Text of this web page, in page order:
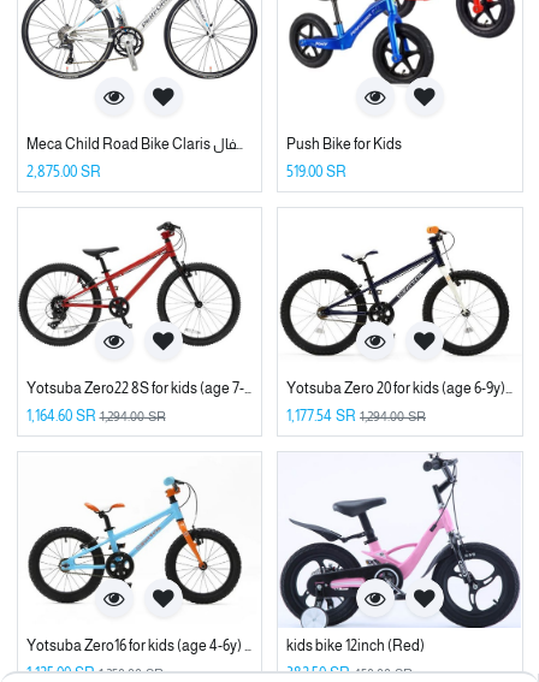
Meca Child Road Bike Claris دراجة برفورمر مكا للاطفال
2,875.00SR
Push Bike for Kids
519.00 SR
Yotsuba Zero22 8S for kids (age 7-10y) دراجة اطفال جودة عالية أصلية مقاس 22
1,164.60SR 1,294.00SR
Yotsuba Zero 20 for kids (age 6-9y) دراجة اطفال جودة عالية أصلية مقاس 20
1,177.54 SR 1,294.00SR
Yotsuba Zero16 for kids (age 4-6y) دراجة اطفال جودة عالية أصلية مقاس 16
1,125.00SR 1,250.00SR
kids bike 12inch (Red)
382.50SR 450.00SR